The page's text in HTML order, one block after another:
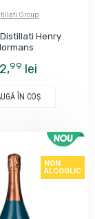
Group
Henry
99 lei
ÎN COŞ
NON
ALCOOLIC